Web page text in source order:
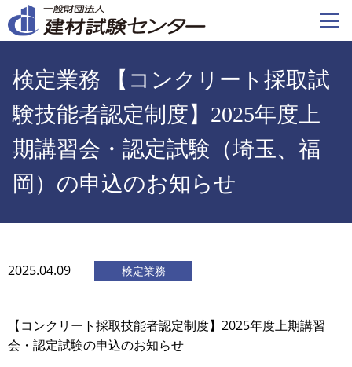
イ
ン
検定業務 【コンクリート採取試
験技能者認定制度】2025年度上
期講習会・認定試験（埼玉、福
岡）の申込のお知らせ
2025.04.09 検定業務
【コンクリート採取技能者認定制度】2025年度上期講習
会・認定試験の申込のお知らせ